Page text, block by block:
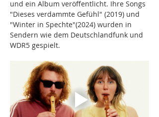
und ein Album veröffentlicht. Ihre Songs
"Dieses verdammte Gefühl" (2019) und
"Winter in Spechte"(2024) wurden in
Sendern wie dem Deutschlandfunk und
WDR5 gespielt.